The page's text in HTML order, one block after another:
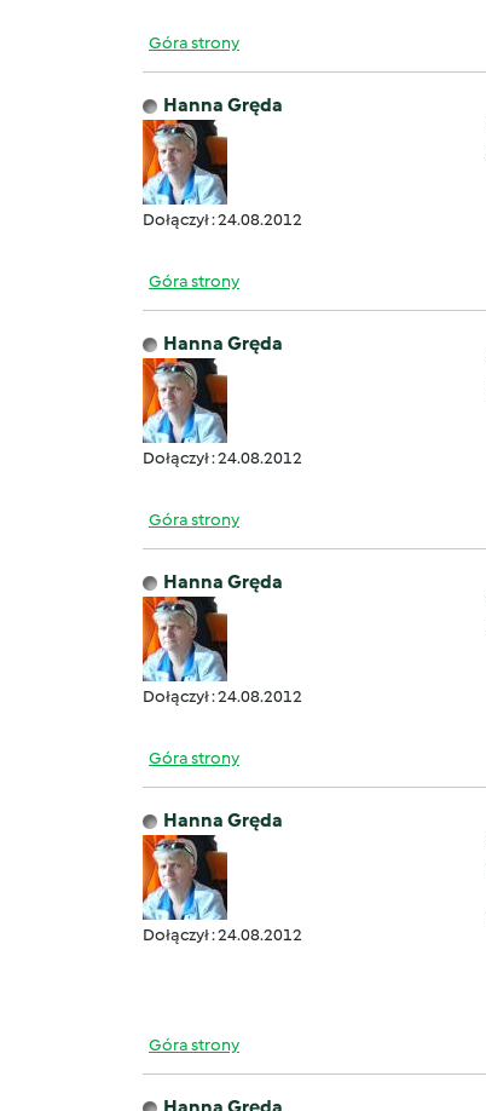
Góra strony
Hanna Gręda
Dołączył : 24.08.2012
Góra strony
Hanna Gręda
Dołączył : 24.08.2012
Góra strony
Hanna Gręda
Dołączył : 24.08.2012
Góra strony
Hanna Gręda
Dołączył : 24.08.2012
Góra strony